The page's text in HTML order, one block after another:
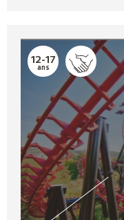
12-17
ans